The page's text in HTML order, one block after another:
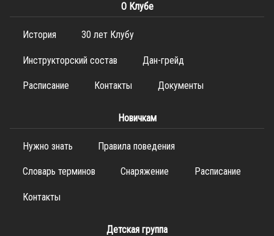
О Клубе
История 30 лет Клубу
Инструкторский состав Дан-грейд
Расписание Контакты Документы
Новичкам
Нужно знать Правила поведения
Словарь терминов Снаряжение Расписание
Контакты
Детская группа